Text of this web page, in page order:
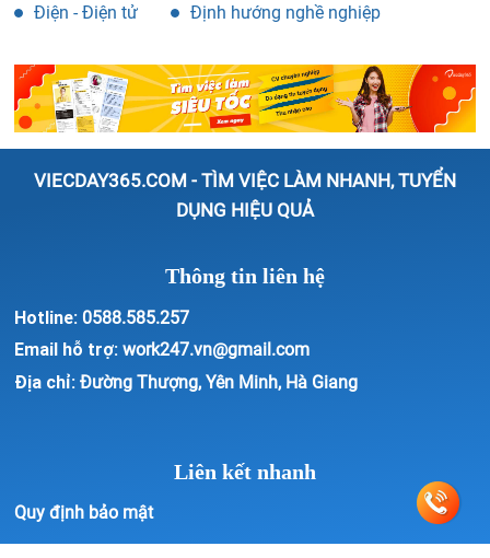
Điện - Điện tử
Định hướng nghề nghiệp
VIECDAY365.COM - TÌM VIỆC LÀM NHANH, TUYỂN
DỤNG HIỆU QUẢ
Thông tin liên hệ
Hotline: 0588.585.257
Email hỗ trợ: work247.vn@gmail.com
Địa chỉ: Đường Thượng, Yên Minh, Hà Giang
Liên kết nhanh
Quy định bảo mật